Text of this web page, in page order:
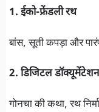
1. ईको-फ्रेंडली रथ
बांस, सूती कपड़ा और
2. डिजिटल डॉक्यूमेंटेशन
गोनचा की कथा, रथ